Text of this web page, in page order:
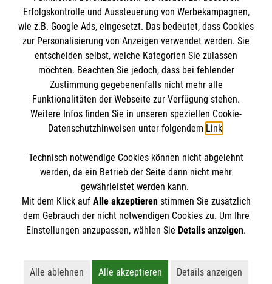
Malteser in Deutschland
Malteserorden
Sharepoint
Spendenkonto
Empfänger: Malteser Hilfsdienst e.V.
Bank: Pax-Bank für Kirche und Caritas eG
IBAN: DE29370601201201206266
BIC: GENODED1PA7
So finden Sie uns
Maxstraße 20
45127 Essen
Telefon:0201 82048-0
info.stadt-essen@malteser.org
Accordion 1
Der Malteser Hilfsdienst e.V. ist als eingetragene
Gewerbesteuer befreit.
Erfolgskontrolle und Aussteuerung von Werbekampagnen,
wie z.B. Google Ads, eingesetzt. Das bedeutet, dass Cookies
zur Personalisierung von Anzeigen verwendet werden. Sie
entscheiden selbst, welche Kategorien Sie zulassen
möchten. Beachten Sie jedoch, dass bei fehlender
Zustimmung gegebenenfalls nicht mehr alle
Funktionalitäten der Webseite zur Verfügung stehen.
Weitere Infos finden Sie in unseren speziellen Cookie-
Datenschutzhinweisen unter folgendem Link.
Technisch notwendige Cookies können nicht abgelehnt
werden, da ein Betrieb der Seite dann nicht mehr
gewährleistet werden kann.
Mit dem Klick auf Alle akzeptierenstimmen Sie zusätzlich
dem Gebrauch der nicht notwendigen Cookies zu. Um Ihre
Einstellungen anzupassen, wählen Sie Details anzeigen.
Alle ablehnen
Alle akzeptieren
Details anzeigen